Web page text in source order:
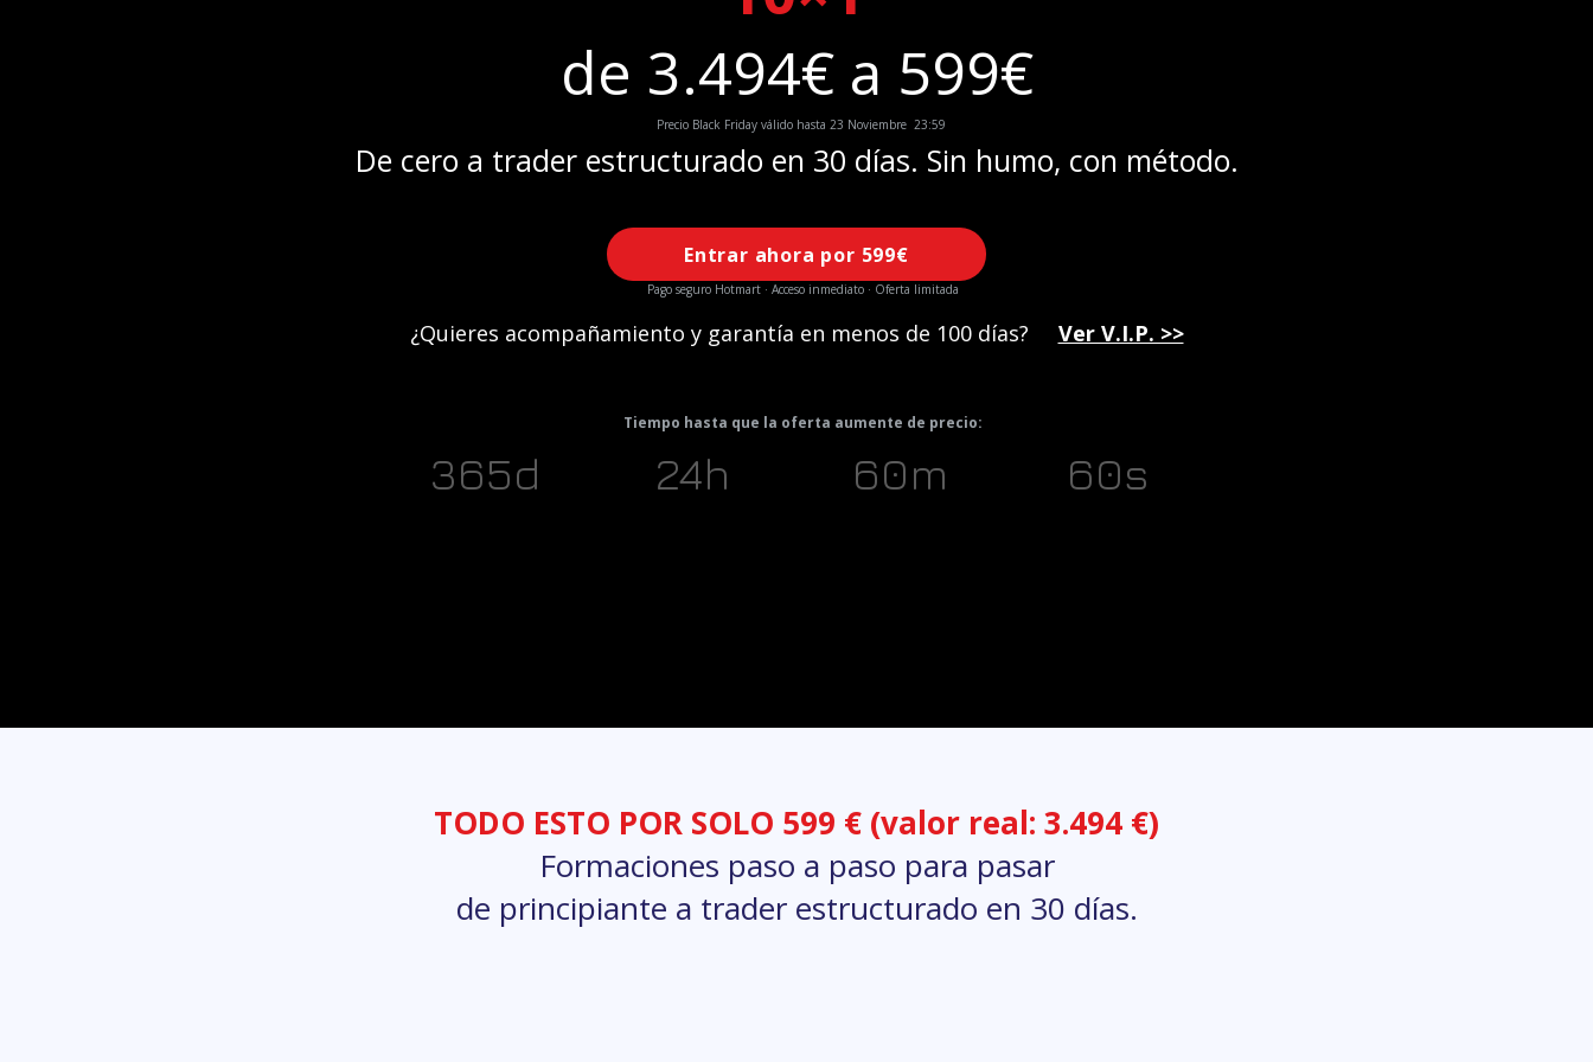
de 3.494€ a 599€
Precio Black Friday válido hasta 23 Noviembre 23:59
De cero a trader estructurado en 30 días. Sin humo, con método.
Entrar ahora por 599€
Pago seguro Hotmart · Acceso inmediato · Oferta limitada
¿Quieres acompañamiento y garantía en menos de 100 días? Ver V.I.P. >>
Tiempo hasta que la oferta aumente de precio:
365d 24h 60m 60s
TODO ESTO POR SOLO 599 € (valor real: 3.494 €)
​Formaciones paso a paso para pasar
de principiante a trader estructurado en 30 días.